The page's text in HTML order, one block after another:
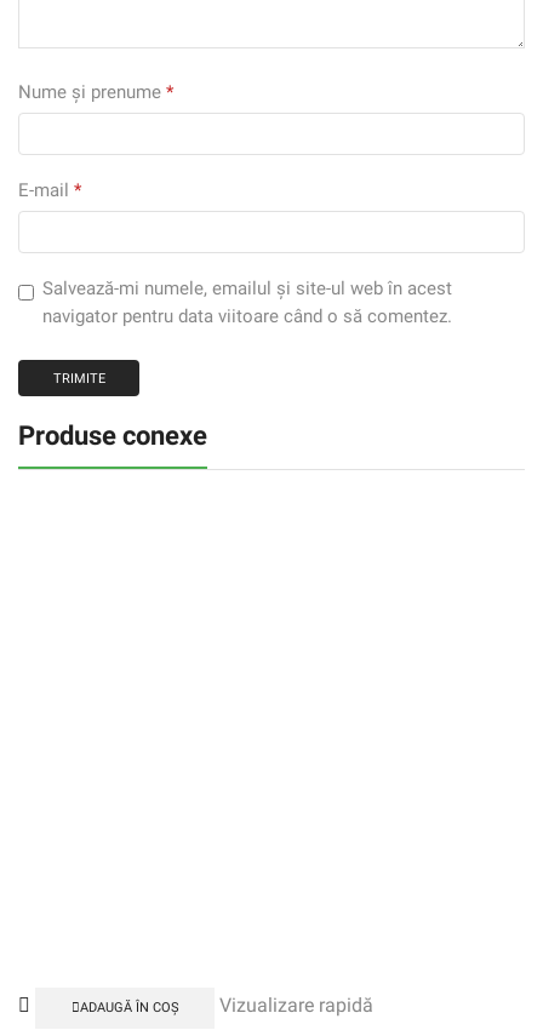
Nume și prenume *
E-mail *
Salvează-mi numele, emailul și site-ul web în acest
navigator pentru data viitoare când o să comentez.
Produse conexe
ADAUGĂ ÎN COȘ Vizualizare rapidă